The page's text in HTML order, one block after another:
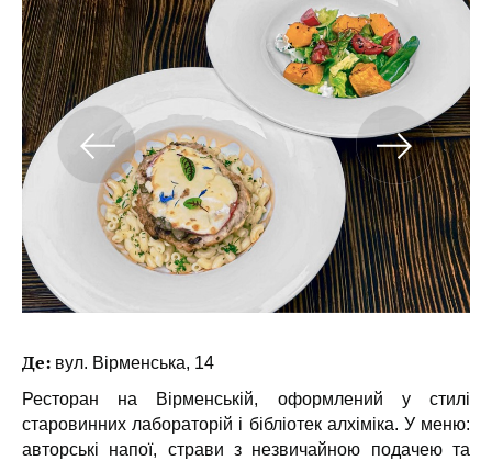
Де: вул. Вірменська, 14
Ресторан на Вірменській, оформлений у стилі
старовинних лабораторій і бібліотек алхіміка. У меню:
авторські напої, страви з незвичайною подачею та